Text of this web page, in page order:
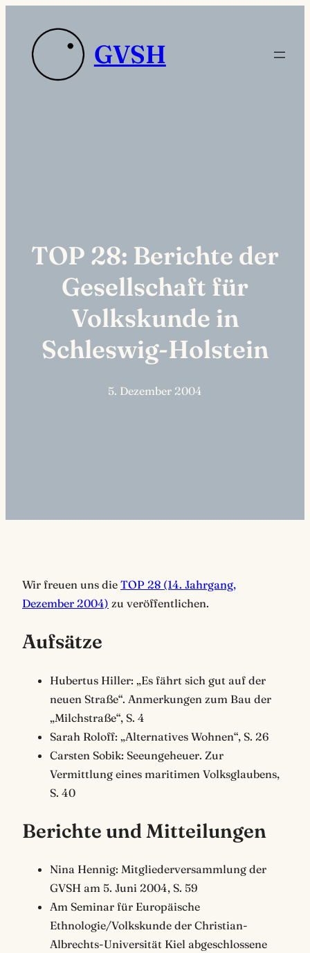
springen
GVSHsdas
TOP 28: Berichte der
Gesellschaft für
Volkskunde in
Schleswig-Holstein
5. Dezember 2004
Wir freuen uns die TOP 28 (14. Jahrgang,
Dezember 2004) zu veröffentlichen.
Aufsätze
Hubertus Hiller: „Es fährt sich gut auf der
neuen Straße“. Anmerkungen zum Bau der
„Milchstraße“, S. 4
Sarah Roloff: „Alternatives Wohnen“, S. 26
Carsten Sobik: Seeungeheuer. Zur
Vermittlung eines maritimen Volksglaubens,
S. 40
Berichte und Mitteilungen
Nina Hennig: Mitgliederversammlung der
GVSH am 5. Juni 2004, S. 59
Am Seminar für Europäische
Ethnologie/Volkskunde der Christian-
Albrechts-Universität Kiel abgeschlossene